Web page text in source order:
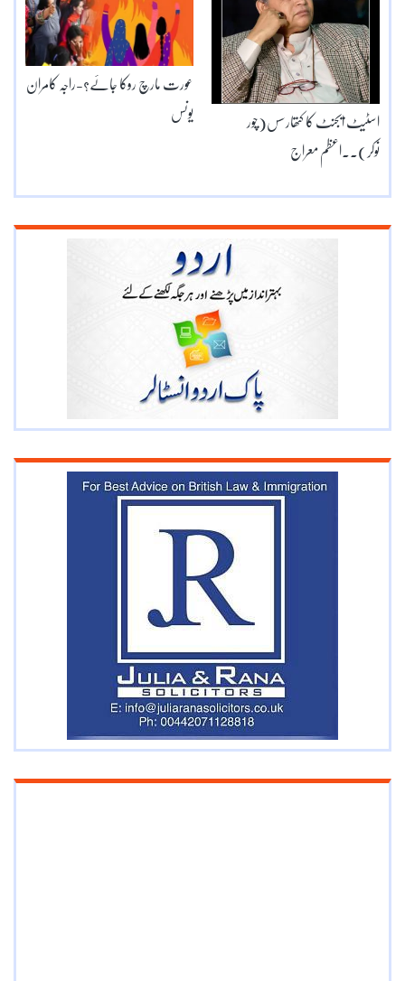
عورت مارچ روکا جائے؟-راجہ کامران
یونس
اسٹیٹ ایجنٹ کا کتھارسس(چور
نوکر)۔۔اعظم معراج